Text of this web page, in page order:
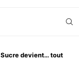
devient… tout